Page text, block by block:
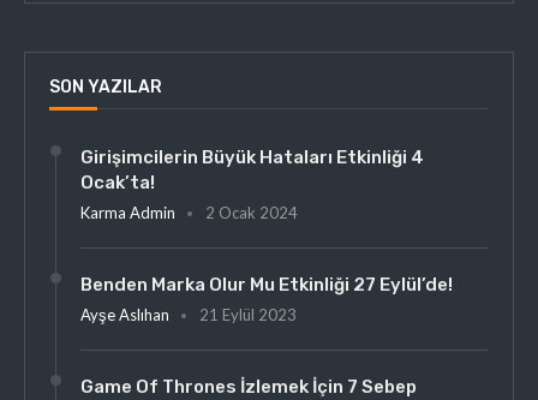
SON YAZILAR
Girişimcilerin Büyük Hataları Etkinliği 4
Ocak’ta!
Karma Admin 2 Ocak 2024
Benden Marka Olur Mu Etkinliği 27 Eylül’de!
Ayşe Aslıhan 21 Eylül 2023
Game Of Thrones İzlemek İçin 7 Sebep